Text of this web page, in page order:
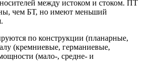
между истоком и стоком. ПТ
чем БТ, но имеют меньший
по конструкции (планарные,
(кремниевые, германиевые,
(мало-, средне- и